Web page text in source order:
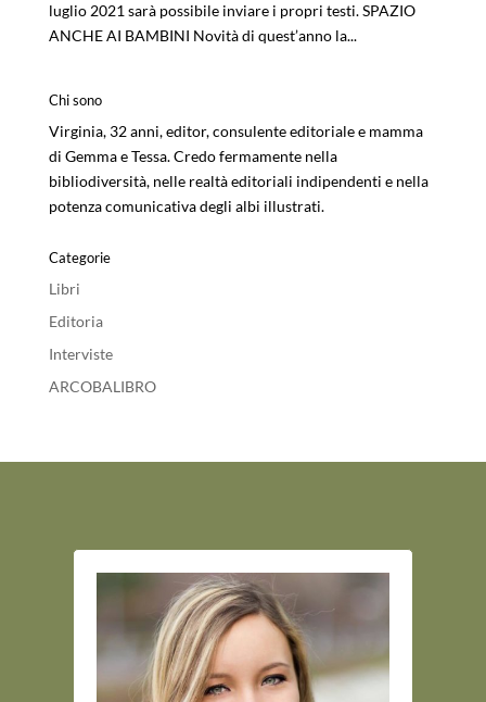
luglio 2021 sarà possibile inviare i propri testi. SPAZIO
ANCHE AI BAMBINI Novità di quest’anno la...
Chi sono
Virginia, 32 anni, editor, consulente editoriale e mamma
di Gemma e Tessa. Credo fermamente nella
bibliodiversità, nelle realtà editoriali indipendenti e nella
potenza comunicativa degli albi illustrati.
Categorie
Libri
Editoria
Interviste
ARCOBALIBRO